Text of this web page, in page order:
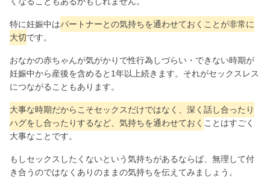
特に妊娠中はパートナーとの気持ちを通わせておくことが非常に
大切です。
おなかの赤ちゃんが気がかりで性行為しづらい・できない時期が
妊娠中から産後を含めると1年以上続きます。それがセックスレス
につながることもあります。
大事な時期だからこそセックスだけではなく、深く話し合ったり
ハグをし合ったりするなど、気持ちを通わせておく ことはすごく
大事なことです。
もしセックスしたくないという気持ちがあるならば、無理して付
き合うのではなくありのままの気持ちを伝えてみましょう。